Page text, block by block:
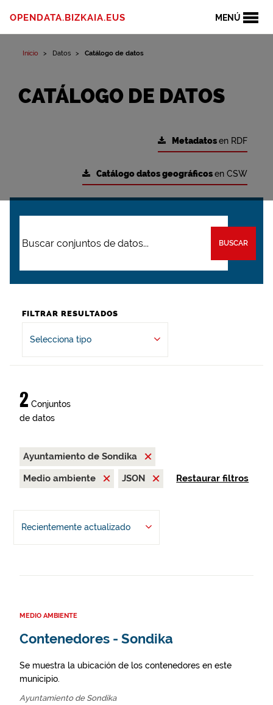
MENÚ
OPENDATA.BIZKAIA.EUS
Inicio Datos Catálogo de datos
CATÁLOGO DE DATOS
Metadatosen RDF
Catálogo datos geográficosen CSW
BUSCAR
FILTRAR RESULTADOS
Selecciona tipo
2 Conjuntos
de datos
Ayuntamiento de Sondika
Medio ambiente
JSON Restaurar filtros
Recientemente actualizado
MEDIO AMBIENTE
Contenedores - Sondika
Se muestra la ubicación de los contenedores en este
municipio.
Ayuntamiento de Sondika